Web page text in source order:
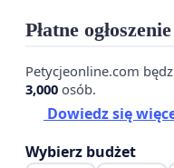
polityczek i
włączenie się w
zatrzymanie
Płatne ogłoszenie
Petycjeonline.com
3,000 osób.
Dowiedz się
Wybierz budżet